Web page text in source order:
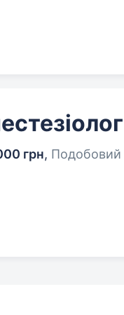
грн, Подобовий